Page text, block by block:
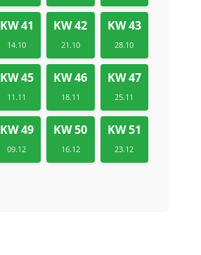
KW 41
14.10
KW 42
21.10
KW 43
28.10
KW 45
11.11
KW 46
18.11
KW 47
25.11
KW 49
09.12
KW 50
16.12
KW 51
23.12